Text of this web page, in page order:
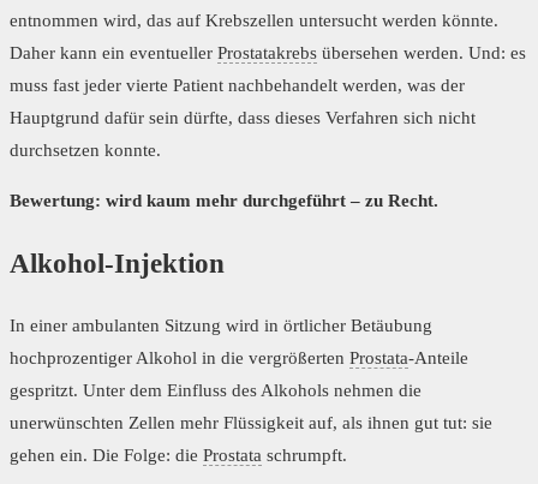
entnommen wird, das auf Krebszellen untersucht werden könnte.
Daher kann ein eventueller Prostatakrebs übersehen werden. Und: es
muss fast jeder vierte Patient nachbehandelt werden, was der
Hauptgrund dafür sein dürfte, dass dieses Verfahren sich nicht
durchsetzen konnte.
Bewertung: wird kaum mehr durchgeführt – zu Recht.
Alkohol-Injektion
In einer ambulanten Sitzung wird in örtlicher Betäubung
hochprozentiger Alkohol in die vergrößerten Prostata-Anteile
gespritzt. Unter dem Einfluss des Alkohols nehmen die
unerwünschten Zellen mehr Flüssigkeit auf, als ihnen gut tut: sie
gehen ein. Die Folge: die Prostata schrumpft.